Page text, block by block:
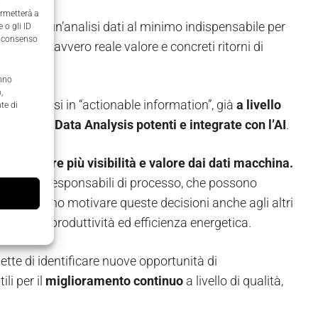
a
o gli ID
di
e in un’analisi dati al minimo indispensabile per
davvero reale valore e concreti ritorni di
in “actionable information”, già a livello
di Data Analysis potenti e integrate con l’AI.
ottenere più visibilità e valore dai dati macchina.
dei responsabili di processo, che possono
Possono motivare queste decisioni anche agli altri
di produttività ed efficienza energetica.
di identificare nuove opportunità di
per il miglioramento continuo a livello di qualità,